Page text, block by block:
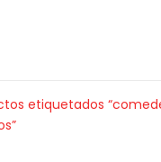
etiquetados